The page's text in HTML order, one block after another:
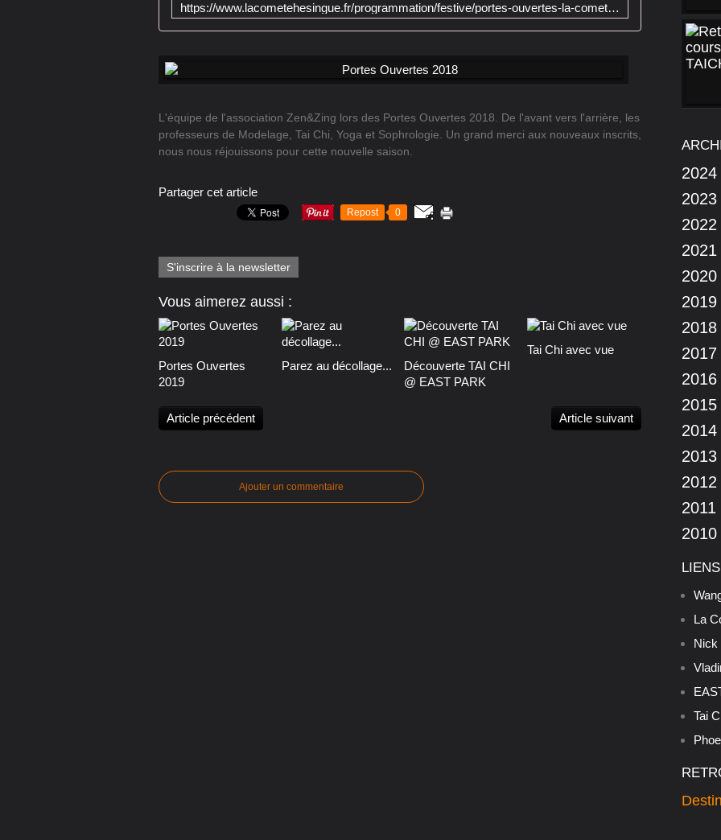
https://www.lacometehesingue.fr/programmation/festive/portes-ouvertes-la-comete-en-fete-2-2
L'équipe de l'association Zen&Zing lors des Portes Ouvertes 2018. De l'avant vers l'arrière, les
professeurs de Modelage, Tai Chi, Yoga et Sophrologie. Un grand merci aux nouveaux inscrits,
nous nous réjouissons pour cette nouvelle saison.
Partager cet article
Repost 0
S'inscrire à la newsletter
Vous aimerez aussi :
Portes Ouvertes
2019
Parez au décollage...
Découverte TAI CHI
@ EAST PARK
Tai Chi avec vue
Article précédent Article suivant
Ajouter un commentaire
2024
2023
2022
2021
2020
2019
2018
2017
2016
2015
2014
2013
2012
2011
2010
LIENS
La
Nick
Tai